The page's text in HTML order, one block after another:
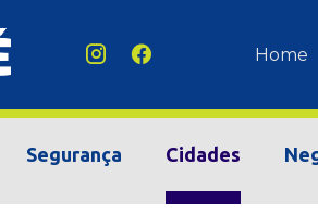
Home
Segurança Cidades